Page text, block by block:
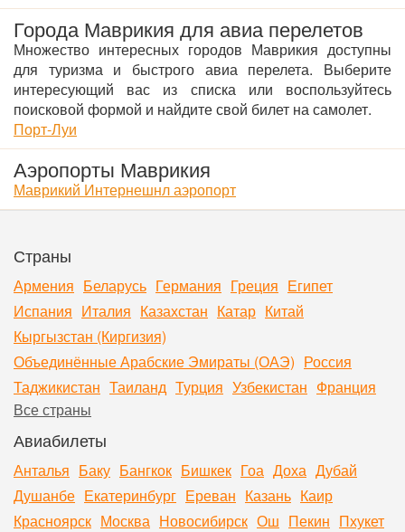
Города Маврикия для авиа перелетов
Множество интересных городов Маврикия доступны
для туризма и быстрого авиа перелета. Выберите
интересующий вас из списка или воспользуйтесь
поисковой формой и найдите свой билет на самолет.
Порт-Луи
Аэропорты Маврикия
Маврикий Интернешнл аэропорт
Страны
Армения Беларусь Германия Греция Египет
Испания Италия Казахстан Катар Китай
Кыргызстан (Киргизия)
Объединённые Арабские Эмираты (ОАЭ) Россия
Таджикистан Таиланд Турция Узбекистан Франция
Все страны
Авиабилеты
Анталья Баку Бангкок Бишкек Гоа Доха Дубай
Душанбе Екатеринбург Ереван Казань Каир
Красноярск Москва Новосибирск Ош Пекин Пхукет